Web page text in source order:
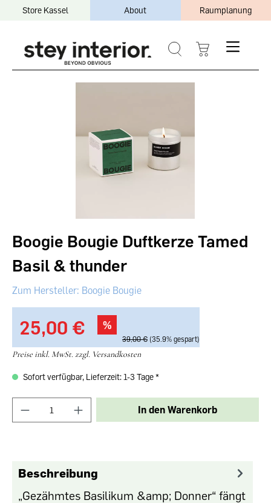
Store Kassel About Raumplanung
Boogie Bougie Duftkerze Tamed
Basil & thunder
Boogie Bougie
25,00 €‎ %
39,00 €‎ (35.9% gespart)
Preise inkl. MwSt. zzgl. Versandkosten
Sofort verfügbar, Lieferzeit: 1-3 Tage
In den Warenkorb
Beschreibung
„Gezähmtes Basilikum &amp; Donner“ fängt